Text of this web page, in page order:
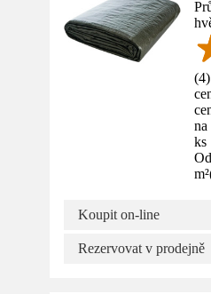
(4)
na
ks
m²
Koupit on-line
Rezervovat v prodejně